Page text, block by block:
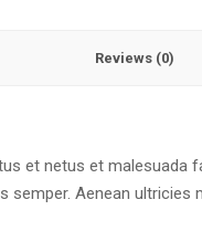
Reviews (0)
et netus et
semper. Aenean ultricies